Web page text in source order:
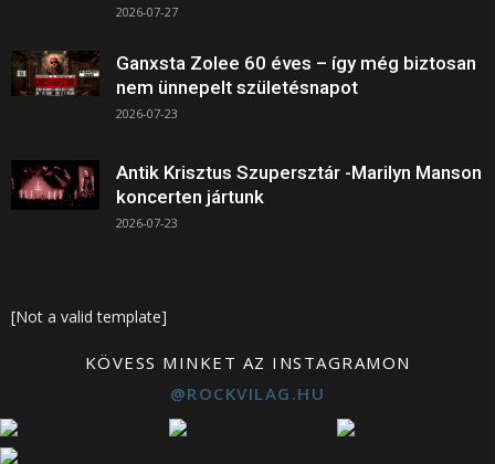
2026-07-27
Ganxsta Zolee 60 éves – így még biztosan
nem ünnepelt születésnapot
2026-07-23
Antik Krisztus Szupersztár -Marilyn Manson
koncerten jártunk
2026-07-23
[Not a valid template]
KÖVESS MINKET AZ INSTAGRAMON
@ROCKVILAG.HU